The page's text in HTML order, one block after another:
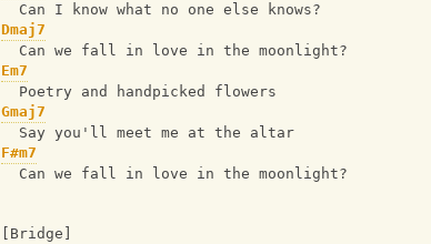
  Can I know what no one else knows?
Dmaj7
  Can we fall in love in the moonlight?
Em7
  Poetry and handpicked flowers
Gmaj7
  Say you'll meet me at the altar
F#m7
  Can we fall in love in the moonlight?
[Bridge]